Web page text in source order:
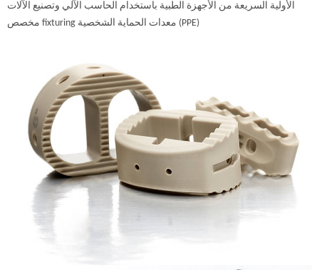
الأولية السريعة من الأجهزة الطبية باستخدام الحاسب الآلي وتصنيع الآلات
مخصص fixturing معدات الحماية الشخصية (PPE)